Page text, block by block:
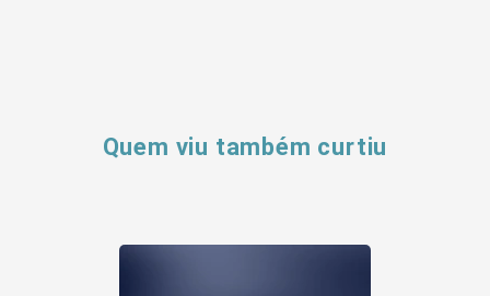
Quem viu também curtiu